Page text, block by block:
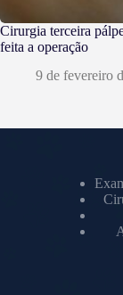
Cirurgia terceira
feita a operação
9 de fevereiro